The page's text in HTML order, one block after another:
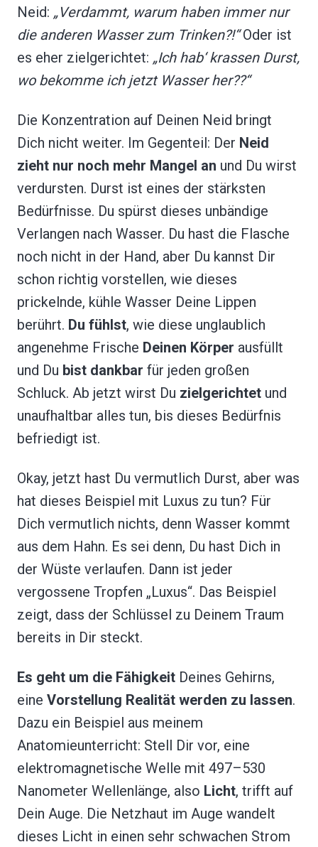
Neid: „Verdammt, warum haben immer nur
die anderen Wasser zum Trinken?!“Oder ist
es eher zielgerichtet: „Ich hab‘ krassen Durst,
wo bekomme ich jetzt Wasser her??“
Die Konzentration auf Deinen Neid bringt
Dich nicht weiter. Im Gegenteil: Der Neid
zieht nur noch mehr Mangel an und Du wirst
verdursten. Durst ist eines der stärksten
Bedürfnisse. Du spürst dieses unbändige
Verlangen nach Wasser. Du hast die Flasche
noch nicht in der Hand, aber Du kannst Dir
schon richtig vorstellen, wie dieses
prickelnde, kühle Wasser Deine Lippen
berührt. Du fühlst, wie diese unglaublich
angenehme Frische Deinen Körper ausfüllt
und Du bist dankbar für jeden großen
Schluck. Ab jetzt wirst Du zielgerichtet und
unaufhaltbar alles tun, bis dieses Bedürfnis
befriedigt ist.
Okay, jetzt hast Du vermutlich Durst, aber was
hat dieses Beispiel mit Luxus zu tun? Für
Dich vermutlich nichts, denn Wasser kommt
aus dem Hahn. Es sei denn, Du hast Dich in
der Wüste verlaufen. Dann ist jeder
vergossene Tropfen „Luxus“. Das Beispiel
zeigt, dass der Schlüssel zu Deinem Traum
bereits in Dir steckt.
Es geht um die Fähigkeit Deines Gehirns,
eine Vorstellung Realität werden zu lassen.
Dazu ein Beispiel aus meinem
Anatomieunterricht: Stell Dir vor, eine
elektromagnetische Welle mit 497–530
Nanometer Wellenlänge, also Licht, trifft auf
Dein Auge. Die Netzhaut im Auge wandelt
dieses Licht in einen sehr schwachen Strom